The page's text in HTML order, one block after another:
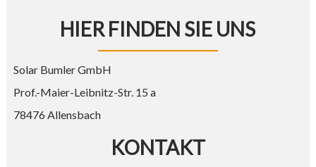
HIER FINDEN SIE UNS
Solar Bumler GmbH
Prof.-Maier-Leibnitz-Str. 15 a
78476 Allensbach
KONTAKT